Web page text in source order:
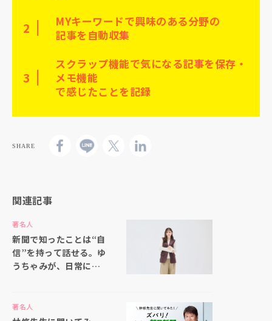
2
MYキーワードで興味のある分野の
記事を自動収集
3
スクラップ機能で気になる記事を保存・
メモ機能
で感じたことを記録
SHARE
関連記事
著名人
新聞で知ったことは“自
信”を持って話せる。ゆ
うちゃみが、日常に新
著名人